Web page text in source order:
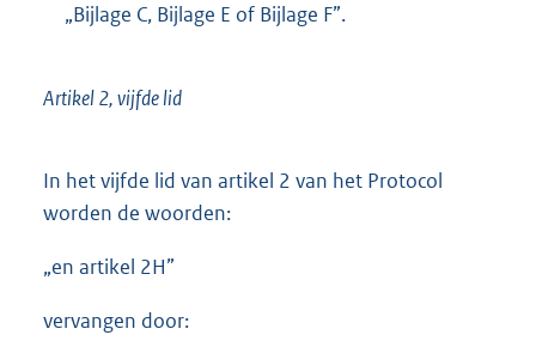
„Bijlage C, Bijlage E of Bijlage F”.
Artikel 2, vijfde lid
In het vijfde lid van artikel 2 van het Protocol
worden de woorden:
„en artikel 2H”
vervangen door: